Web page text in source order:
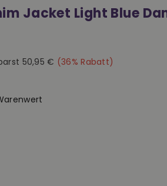
Jacket Light Blue
50,95 € (36% Rabatt)